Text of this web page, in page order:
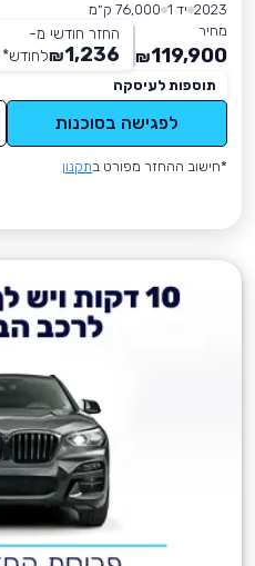
2023 יד 1
76,000 ק״מ
מחיר
119,900
₪
החזר חודשי מ-
1,236
₪לחודש*
תוספות לעיסקה
לפגישה בסוכנות
*חישוב ההחזר מפורט בתקנון